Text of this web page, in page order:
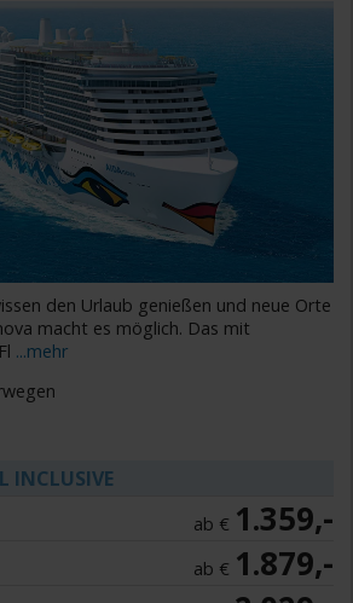
den Urlaub genießen und neue Orte
macht es möglich. Das mit
...mehr
INCLUSIVE
ab € 1.359,-
ab € 1.879,-